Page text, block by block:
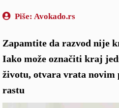
Piše: Avokado.rs
Zapamtite da razvod nije
Iako može označiti kraj
životu, otvara vrata
rastu